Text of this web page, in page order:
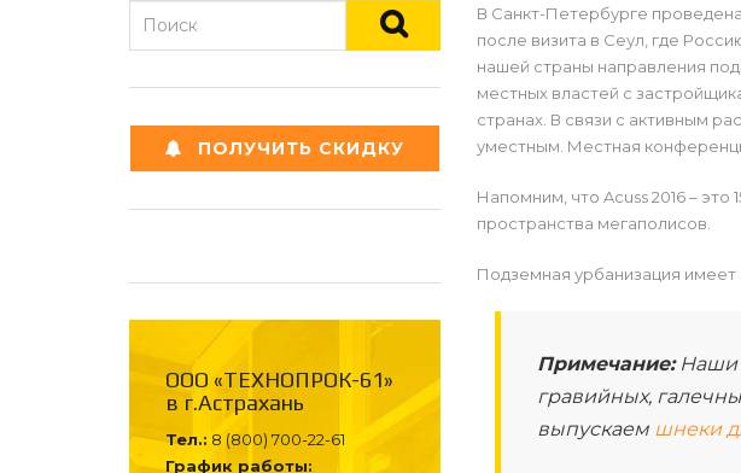
В Санкт-Петербурге
после визита в Сеул, где
нашей страны направления
местных властей с
странах. В связи с активным
уместным. Местная
Напомним, что Acuss 2016 –
пространства мегаполисов.
Подземная урбанизация имеет
Примечание:Наши
гравийных,
выпускаем шнеки
ПОЛУЧИТЬ СКИДКУ
ООО «ТЕХНОПРОК-61»
в г.Астрахань
Тел.: 8 (800) 700-22-61
График работы: